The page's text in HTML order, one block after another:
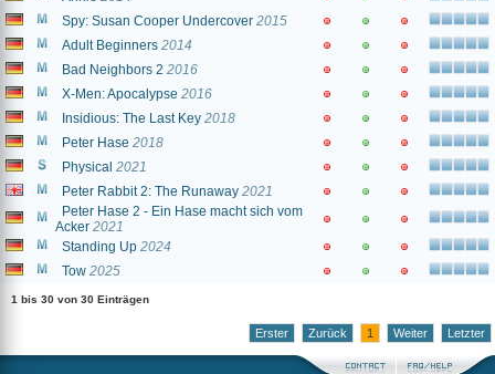
Spy: Susan Cooper Undercover 2015
Adult Beginners 2014
Bad Neighbors 2 2016
X-Men: Apocalypse 2016
Insidious: The Last Key 2018
Peter Hase 2018
Physical 2021
Peter Rabbit 2: The Runaway 2021
Peter Hase 2 - Ein Hase macht sich vom
Acker 2021
Standing Up 2024
Tow 2025
1 bis 30 von 30 Einträgen
Erster Zurück 1 Weiter Letzter